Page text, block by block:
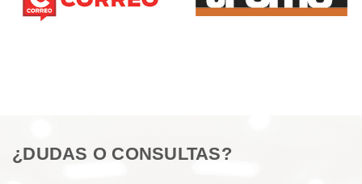
¿DUDAS O CONSULTAS?